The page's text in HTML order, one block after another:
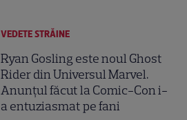
VEDETE STRĂINE
Ryan Gosling este noul Ghost
Rider din Universul Marvel.
Anunțul făcut la Comic-Con i-
a entuziasmat pe fani